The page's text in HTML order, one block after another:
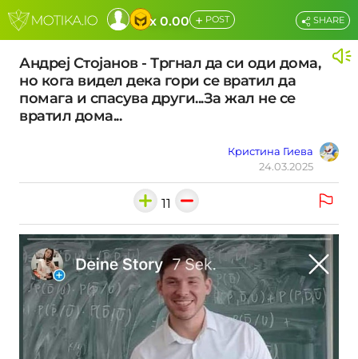
x 0.00 + POST
Андреј Стојанов - Тргнал да си оди дома,
но кога видел дека гори се вратил да
помага и спасува други...За жал не се
вратил дома...
Кристина Гиева
24.03.2025
SHARE
11